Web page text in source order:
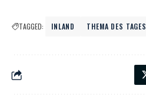
TAGGED: INLAND THEMA DES TAGES